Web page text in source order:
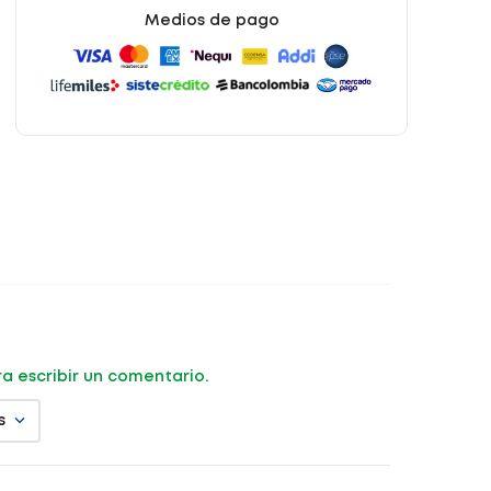
Medios de pago
escribir un comentario.